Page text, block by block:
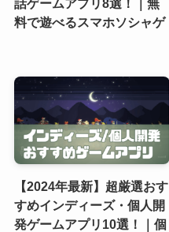
話ゲームアプリ8選！｜無
料で遊べるスマホソシャゲ
【2024年最新】超厳選おす
すめインディーズ・個人開
発ゲームアプリ10選！｜個